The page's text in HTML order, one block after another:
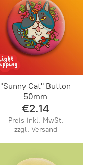
"Sunny Cat" Button
50mm
€2.14
Preis inkl. MwSt.
zzgl. Versand